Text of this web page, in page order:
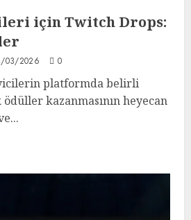
için Twitch Drops:
03/2026 0
platformda belirli
kazanmasının heyecan